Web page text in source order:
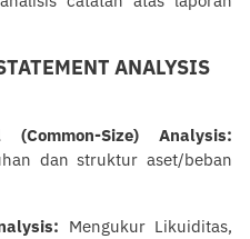
ANALYSIS
Size) Analysis:
dan struktur aset/beban
Mengukur Likuiditas,